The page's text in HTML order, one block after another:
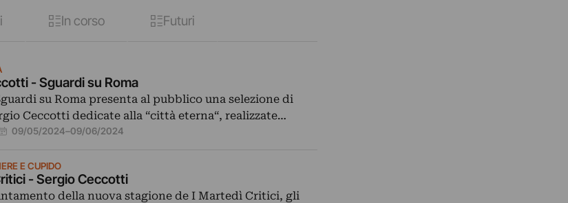
In corso Futuri
- Sguardi su Roma
su Roma presenta al pubblico una selezione di
Ceccotti dedicate alla “città eterna“, realizzate…
09/05/2024–09/06/2024
E CUPIDO
- Sergio Ceccotti
della nuova stagione de I Martedì Critici, gli